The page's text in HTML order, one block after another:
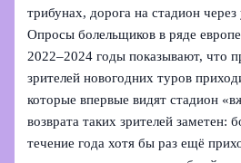
трибунах, дорога на стадион
Опросы болельщиков в ряде
2022–2024 годы показывают, что
зрителей новогодних туров
которые впервые видят стадион
возврата таких зрителей заметен:
течение года хотя бы раз ещё